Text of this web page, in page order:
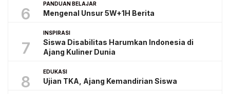
6
PANDUAN BELAJAR
Mengenal Unsur 5W+1H Berita
7
INSPIRASI
Siswa Disabilitas Harumkan Indonesia di
Ajang Kuliner Dunia
8
EDUKASI
Ujian TKA, Ajang Kemandirian Siswa